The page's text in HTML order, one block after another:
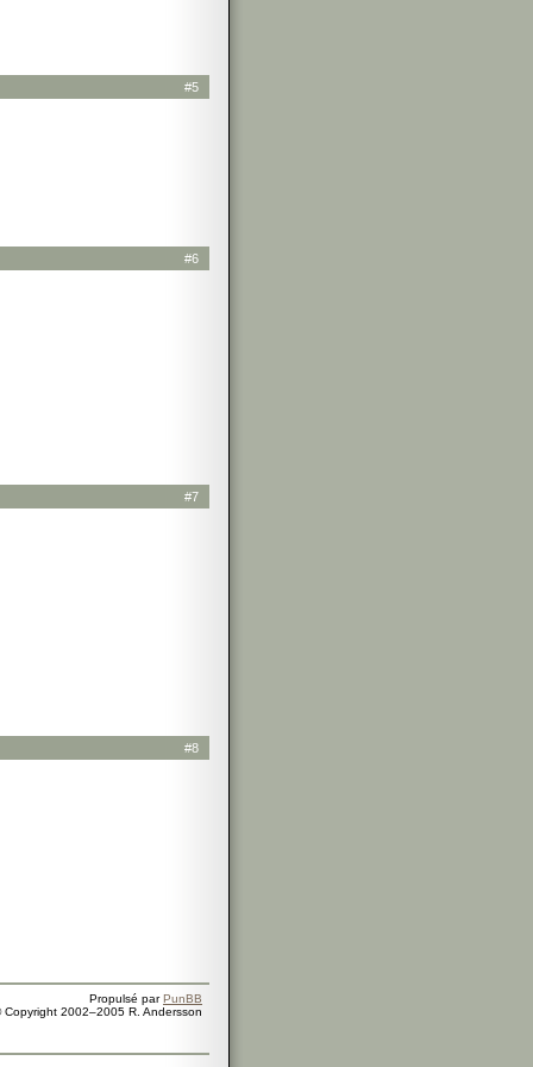
#5
#6
#7
#8
Propulsé parPunBB
Copyright 2002–2005 R. Andersson